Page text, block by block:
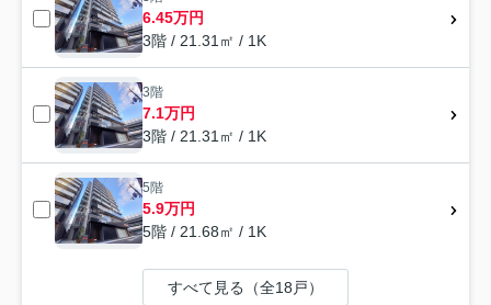
6.45万円
3階 / 21.31㎡ / 1K
3階
7.1万円
3階 / 21.31㎡ / 1K
5階
5.9万円
5階 / 21.68㎡ / 1K
すべて見る（全18戸）